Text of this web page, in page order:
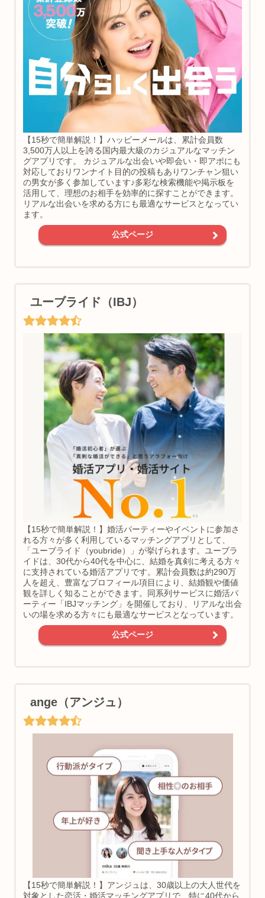
【15秒で簡単解説！】ハッピーメールは、累計会員数
3,500万人以上を誇る国内最大級のカジュアルなマッチン
グアプリです。 カジュアルな出会いや即会い・即アポにも
対応しておりワンナイト目的の投稿もありワンチャン狙い
の男女が多く参加しています♪多彩な検索機能や掲示板を
活用して、理想のお相手を効率的に探すことができます。
リアルな出会いを求める方にも最適なサービスとなってい
ます。
公式ページ
ユーブライド（IBJ）
【15秒で簡単解説！】婚活パーティーやイベントに参加さ
れる方々が多く利用しているマッチングアプリとして、
「ユーブライド（youbride）」が挙げられます。ユーブラ
イドは、30代から40代を中心に、結婚を真剣に考える方々
に支持されている婚活アプリです。累計会員数は約290万
人を超え、豊富なプロフィール項目により、結婚観や価値
観を詳しく知ることができます。同系列サービスに婚活パ
ーティー「IBJマッチング」を開催しており、リアルな出会
いの場を求める方々にも最適なサービスとなっています。
公式ページ
ange（アンジュ）
【15秒で簡単解説！】アンジュは、30歳以上の大人世代を
対象とした恋活・婚活マッチングアプリで、特に40代から